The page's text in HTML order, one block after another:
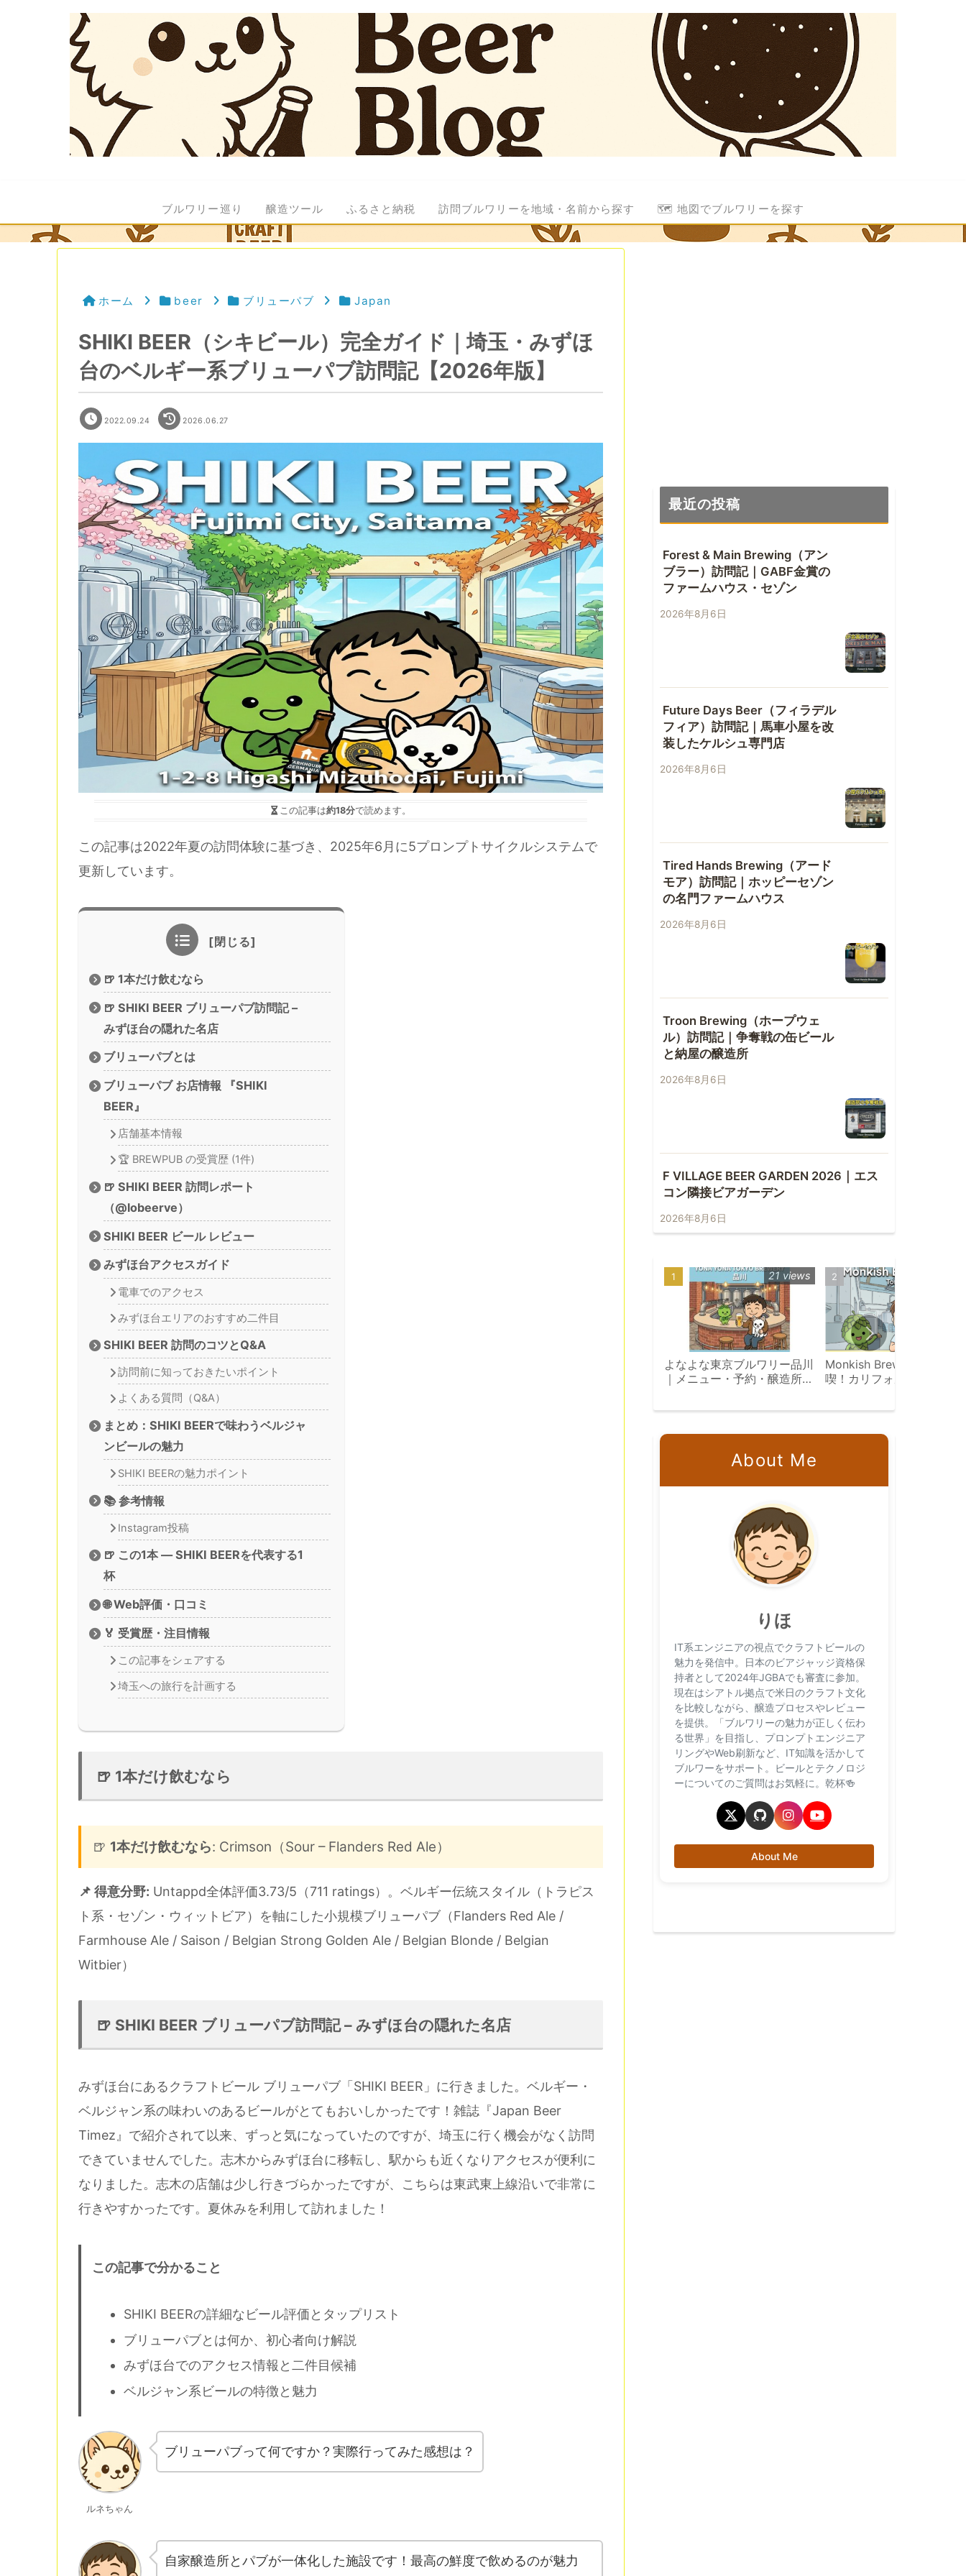
ブルワリー巡り 醸造ツール ふるさと納税 訪問ブルワリーを地域・名前から探す 🗺️ 地図でブルワリーを探す
ホーム beer ブリューパブ Japan
SHIKI BEER（シキビール）完全ガイド｜埼玉・みずほ
台のベルギー系ブリューパブ訪問記【2026年版】
2022.09.24 2026.06.27
この記事は約18分で読めます。
この記事は2022年夏の訪問体験に基づき、2025年6月に5プロンプトサイクルシステムで
更新しています。
🍺 1本だけ飲むなら
🍺 SHIKI BEER ブリューパブ訪問記 –
みずほ台の隠れた名店
ブリューパブとは
ブリューパブ お店情報 『SHIKI
BEER』
店舗基本情報
🏆 BREWPUB の受賞歴 (1件)
🍺 SHIKI BEER 訪問レポート
（@lobeerve）
SHIKI BEER ビール レビュー
みずほ台アクセスガイド
電車でのアクセス
みずほ台エリアのおすすめ二件目
SHIKI BEER 訪問のコツとQ&A
訪問前に知っておきたいポイント
よくある質問（Q&A）
まとめ：SHIKI BEERで味わうベルジャ
ンビールの魅力
SHIKI BEERの魅力ポイント
📚 参考情報
Instagram投稿
🍺 この1本 — SHIKI BEERを代表する1
杯
🌐 Web評価・口コミ
🏅 受賞歴・注目情報
この記事をシェアする
埼玉への旅行を計画する
🍺 1本だけ飲むなら
🍺 1本だけ飲むなら: Crimson（Sour – Flanders Red Ale）
📌 得意分野: Untappd全体評価3.73/5（711 ratings）。ベルギー伝統スタイル（トラピス
ト系・セゾン・ウィットビア）を軸にした小規模ブリューパブ（Flanders Red Ale /
Farmhouse Ale / Saison / Belgian Strong Golden Ale / Belgian Blonde / Belgian
Witbier）
🍺 SHIKI BEER ブリューパブ訪問記 – みずほ台の隠れた名店
みずほ台にあるクラフトビール ブリューパブ「SHIKI BEER」に行きました。ベルギー・
ベルジャン系の味わいのあるビールがとてもおいしかったです！雑誌『Japan Beer
Timez』で紹介されて以来、ずっと気になっていたのですが、埼玉に行く機会がなく訪問
できていませんでした。志木からみずほ台に移転し、駅からも近くなりアクセスが便利に
なりました。志木の店舗は少し行きづらかったですが、こちらは東武東上線沿いで非常に
行きやすかったです。夏休みを利用して訪れました！
この記事で分かること
SHIKI BEERの詳細なビール評価とタップリスト
ブリューパブとは何か、初心者向け解説
みずほ台でのアクセス情報と二件目候補
ベルジャン系ビールの特徴と魅力
ルネちゃん
ブリューパブって何ですか？実際行ってみた感想は？
自家醸造所とパブが一体化した施設です！最高の鮮度で飲めるのが魅力
最近の投稿
Forest & Main Brewing（アン
ブラー）訪問記｜GABF金賞の
ファームハウス・セゾン
2026年8月6日
Future Days Beer（フィラデル
フィア）訪問記｜馬車小屋を改
装したケルシュ専門店
2026年8月6日
Tired Hands Brewing（アード
モア）訪問記｜ホッピーセゾン
の名門ファームハウス
2026年8月6日
Troon Brewing（ホープウェ
ル）訪問記｜争奪戦の缶ビール
と納屋の醸造所
2026年8月6日
F VILLAGE BEER GARDEN 2026｜エス
コン隣接ビアガーデン
2026年8月6日
よなよな東京ブルワリー品川
｜メニュー・予約・醸造所見
21 views
Monkish Brewing Co.を満
喫！カリフォルニアのクラ
About Me
りほ
IT系エンジニアの視点でクラフトビールの
魅力を発信中。日本のビアジャッジ資格保
持者として2024年JGBAでも審査に参加。
現在はシアトル拠点で米日のクラフト文化
を比較しながら、醸造プロセスやレビュー
を提供。「ブルワリーの魅力が正しく伝わ
る世界」を目指し、プロンプトエンジニア
リングやWeb刷新など、IT知識を活かして
ブルワーをサポート。ビールとテクノロジ
ーについてのご質問はお気軽に。乾杯🍻
About Me